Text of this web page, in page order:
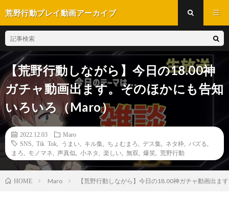
荒野行動プレイ動画アーカイブ
【荒野行動しながら】今日の18.00神
ガチャ動画出ます。そのほかにも告知
いろいろ（Maro）
2022.12.03
Maro
SNS
Tik Tok うまい キル集 ちょむまろ デス集 ネタ枠 バズる
まろ
モノマネ 声真似 小ネタ 楽しい 無双 爆笑 荒野行動
HOME Maro 【荒野行動しながら】今日の18.00神ガチャ動画出ま